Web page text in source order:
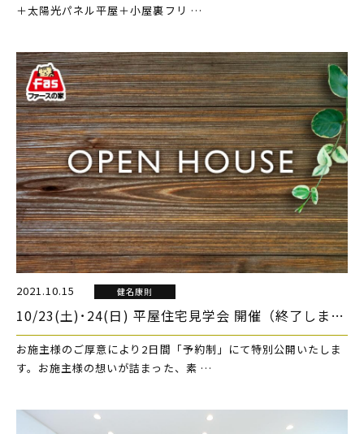
＋太陽光パネル平屋＋小屋裏フリ …
2021.10.15 健名康則
10/23(土)･24(日) 平屋住宅見学会 開催（終了しました）
お施主様のご厚意により2日間「予約制」にて特別公開いたしま
す。お施主様の想いが詰まった、素 …